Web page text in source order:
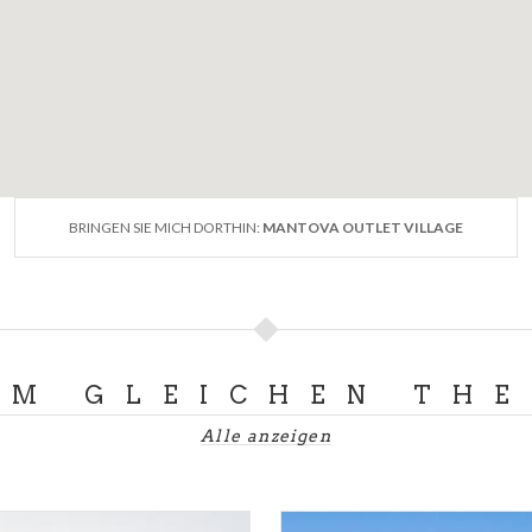
BRINGEN SIE MICH DORTHIN: MANTOVA OUTLET VILLAGE
GLEICHEN
Alle anzeigen